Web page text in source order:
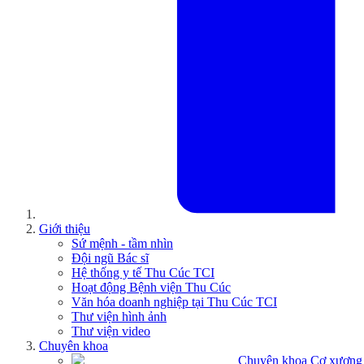
Giới thiệu
Sứ mệnh - tầm nhìn
Đội ngũ Bác sĩ
Hệ thống y tế Thu Cúc TCI
Hoạt động Bệnh viện Thu Cúc
Văn hóa doanh nghiệp tại Thu Cúc TCI
Thư viện hình ảnh
Thư viện video
Chuyên khoa
Chuyên khoa Cơ